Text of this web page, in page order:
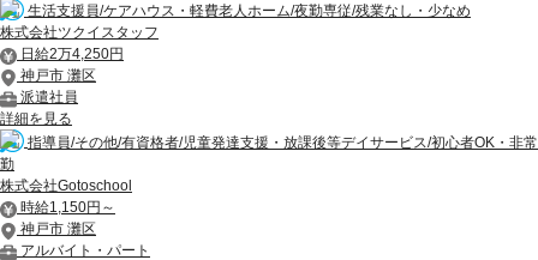
生活支援員/ケアハウス・軽費老人ホーム/夜勤専従/残業なし・少なめ
株式会社ツクイスタッフ
日給2万4,250円
神戸市 灘区
派遣社員
詳細を見る
指導員/その他/有資格者/児童発達支援・放課後等デイサービス/初心者OK・非常
勤
株式会社Gotoschool
時給1,150円～
神戸市 灘区
アルバイト・パート